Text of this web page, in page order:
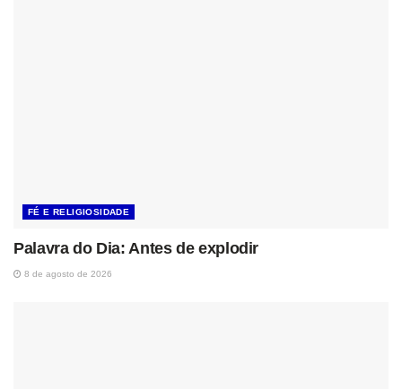
FÉ E RELIGIOSIDADE
Palavra do Dia: Antes de explodir
8 de agosto de 2026